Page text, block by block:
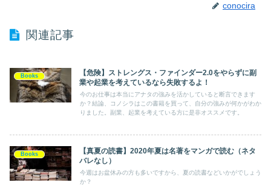
conocira
関連記事
Books
【危険】ストレングス・ファインダー2.0をやらずに副
業や起業を考えているなら失敗するよ！
今のお仕事は本当にアナタの強みを活かしていると断言できます
か？結論、コノシラはこの書籍を買って、自分の強みが何かがわか
りました。副業、起業を考えている方に是非オススメです。
Books
【真夏の読書】2020年夏は名著をマンガで読む（ネタ
バレなし）
今週はお盆休みの方も多いですから、夏の読書などいかがでしょう
か？